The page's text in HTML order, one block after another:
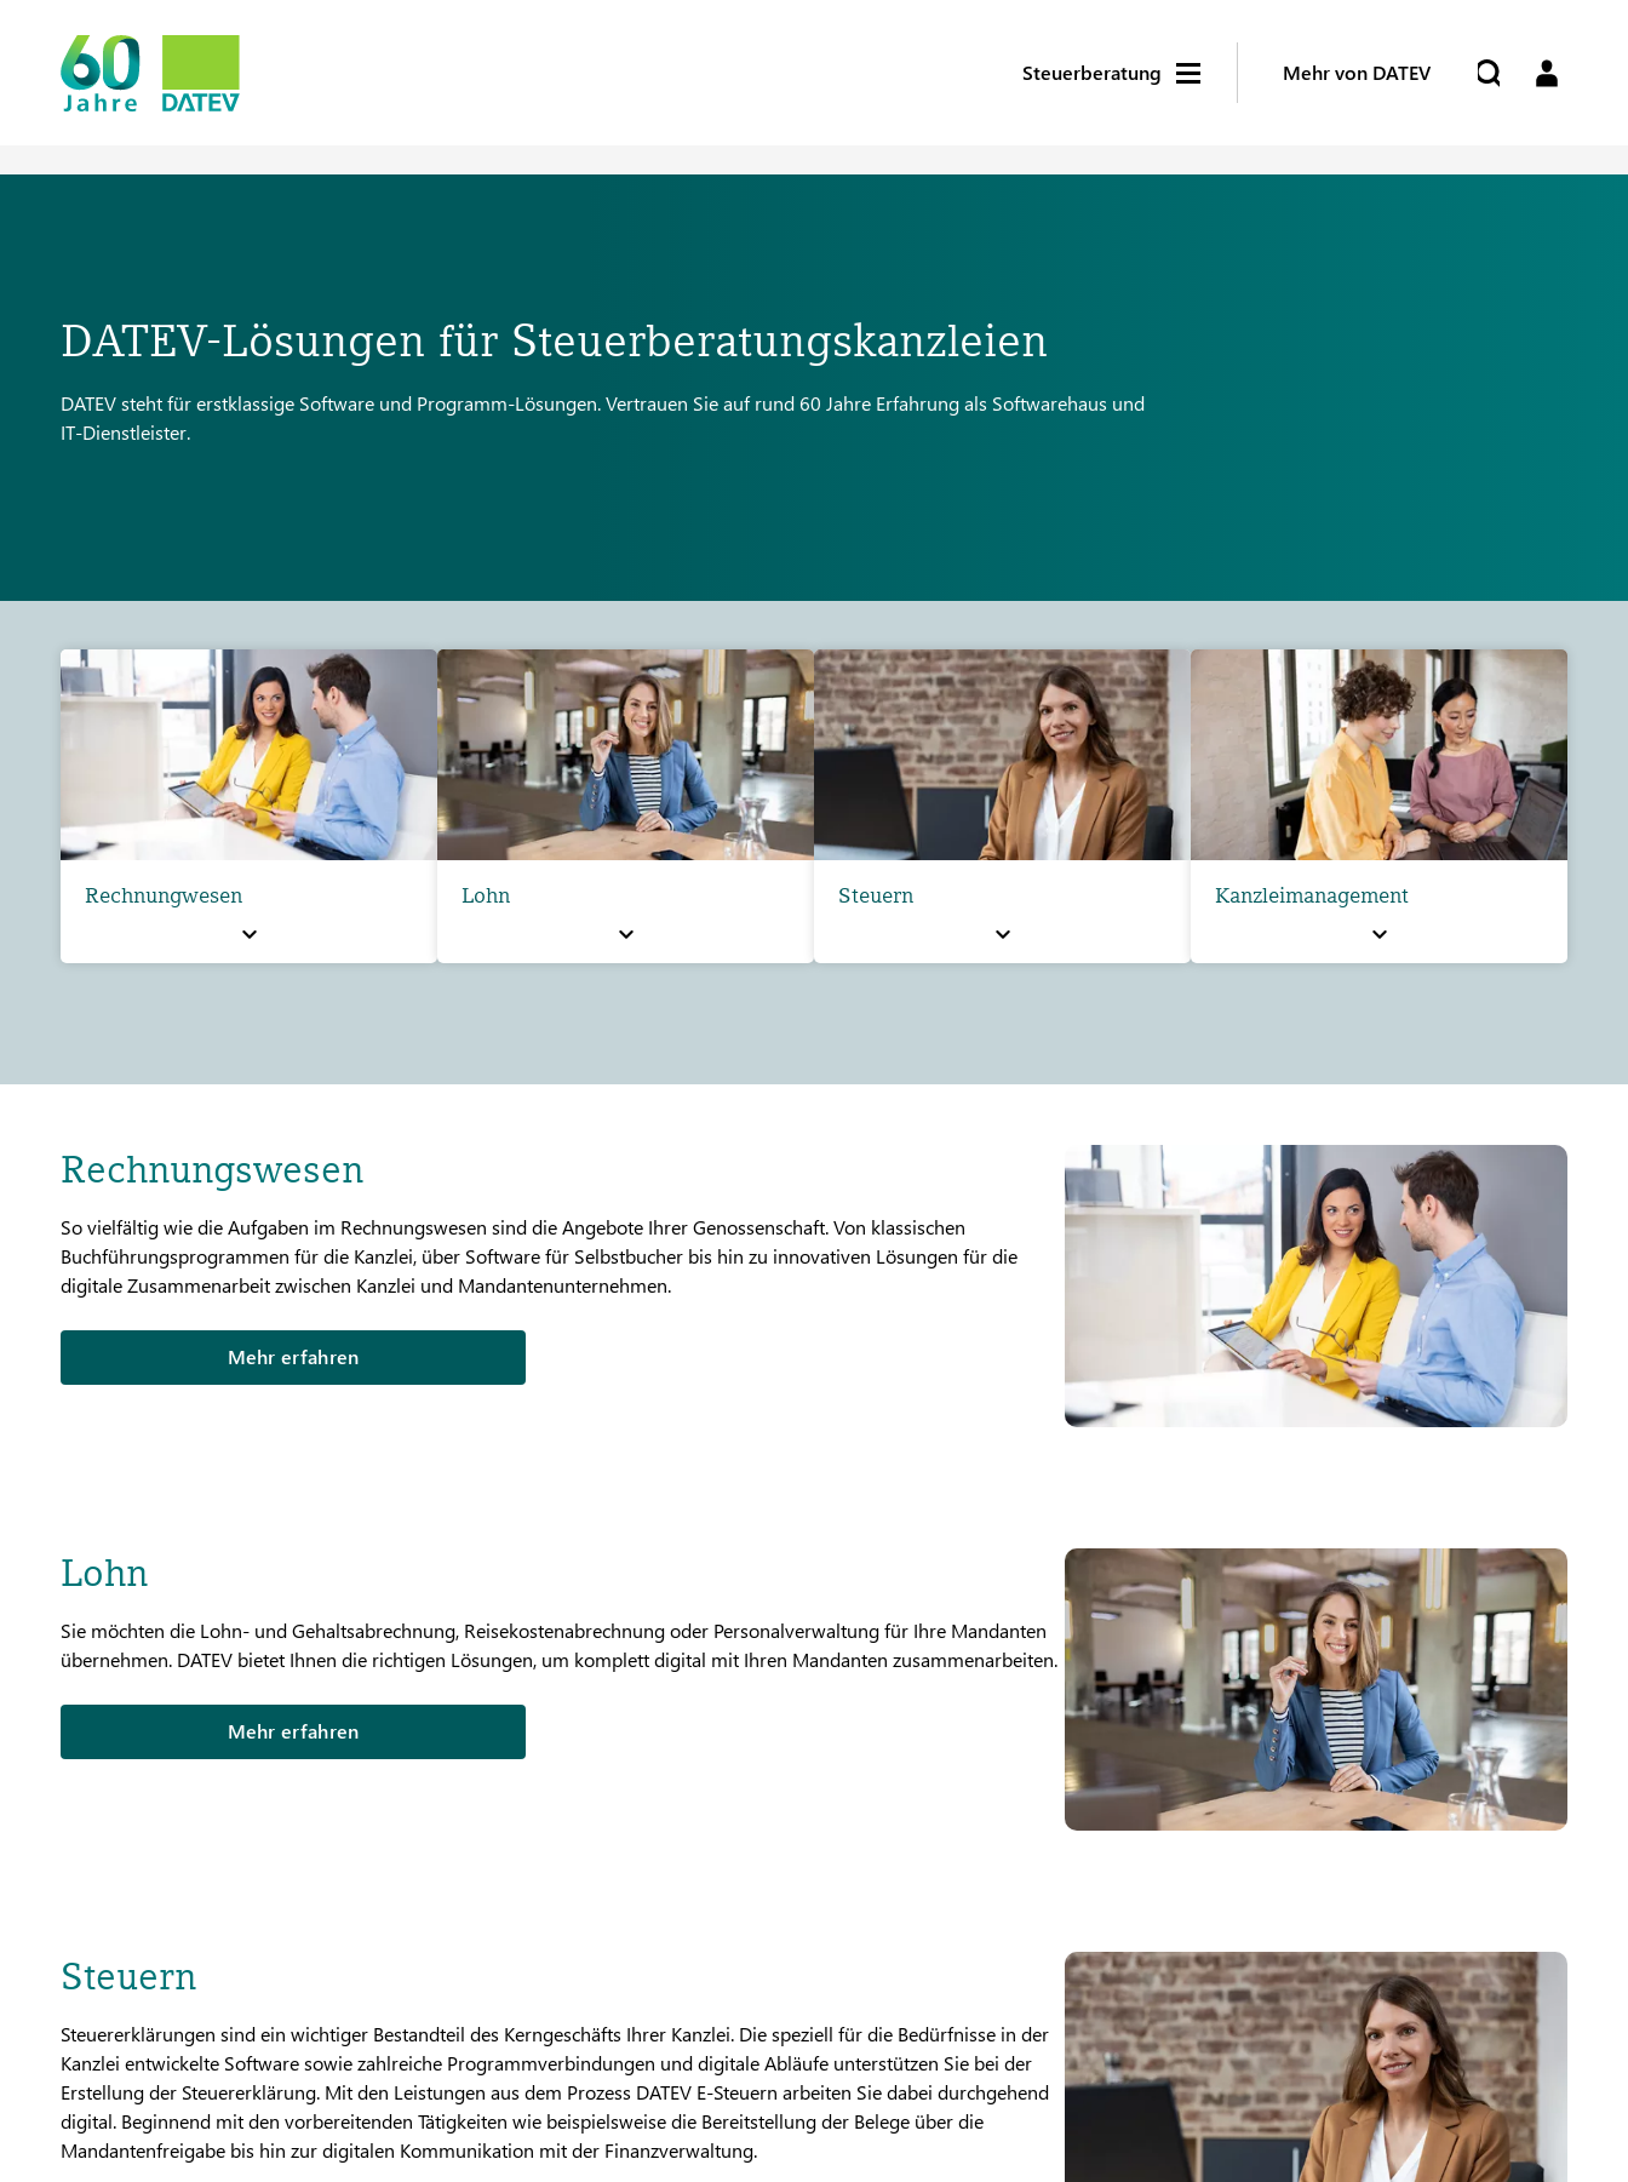
Steuerberatung Mehr von DATEV
DATEV-Lösungen für Steuerberatungskanzleien
DATEV steht für erstklassige Software und Programm-Lösungen. Vertrauen Sie auf rund 60 Jahre Erfahrung als Softwarehaus und
IT-Dienstleister.
Rechnungwesen Lohn Steuern Kanzleimanagement
Rechnungswesen
So vielfältig wie die Aufgaben im Rechnungswesen sind die Angebote Ihrer Genossenschaft. Von klassischen
Buchführungsprogrammen für die Kanzlei, über Software für Selbstbucher bis hin zu innovativen Lösungen für die
digitale Zusammenarbeit zwischen Kanzlei und Mandantenunternehmen.
Mehr erfahren
Lohn
Sie möchten die Lohn- und Gehaltsabrechnung, Reisekostenabrechnung oder Personalverwaltung für Ihre Mandanten
übernehmen. DATEV bietet Ihnen die richtigen Lösungen, um komplett digital mit Ihren Mandanten zusammenarbeiten.
Mehr erfahren
Steuern
Steuererklärungen sind ein wichtiger Bestandteil des Kerngeschäfts Ihrer Kanzlei. Die speziell für die Bedürfnisse in der
Kanzlei entwickelte Software sowie zahlreiche Programmverbindungen und digitale Abläufe unterstützen Sie bei der
Erstellung der Steuererklärung. Mit den Leistungen aus dem Prozess DATEV E-Steuern arbeiten Sie dabei durchgehend
digital. Beginnend mit den vorbereitenden Tätigkeiten wie beispielsweise die Bereitstellung der Belege über die
Mandantenfreigabe bis hin zur digitalen Kommunikation mit der Finanzverwaltung.